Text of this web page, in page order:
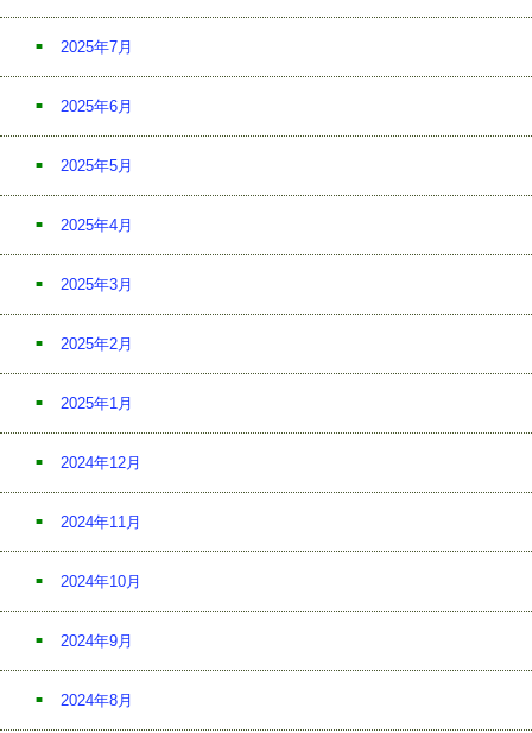
2025年7月
2025年6月
2025年5月
2025年4月
2025年3月
2025年2月
2025年1月
2024年12月
2024年11月
2024年10月
2024年9月
2024年8月